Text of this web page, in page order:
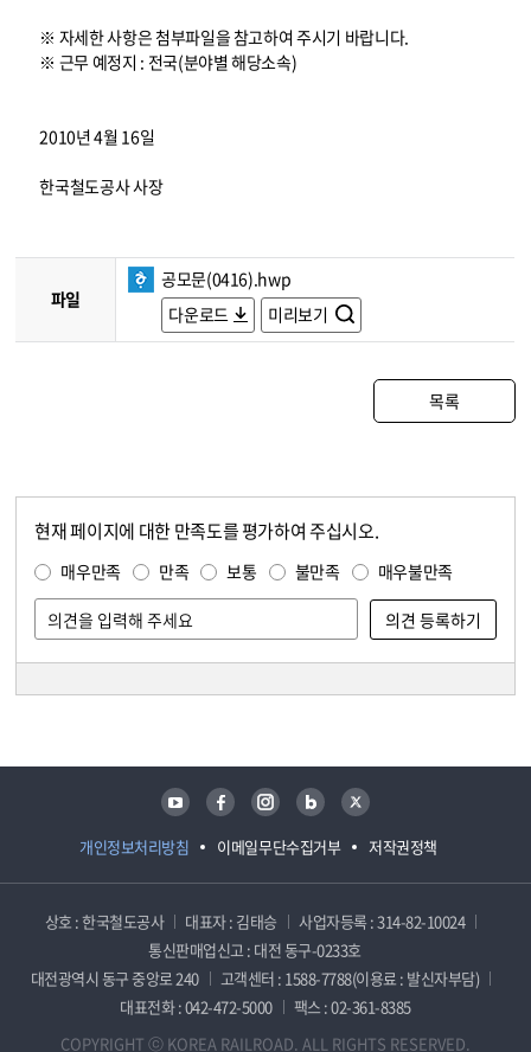
※ 자세한 사항은 첨부파일을 참고하여 주시기 바랍니다.
※ 근무 예정지 : 전국(분야별 해당소속)
2010년 4월 16일
한국철도공사 사장
파일
공모문(0416).hwp
다운로드
미리보기
목록
현재 페이지에 대한 만족도를 평가하여 주십시오.
매우만족 만족 보통 불만족 매우불만족
개인정보처리방침 이메일무단수집거부 저작권정책
유튜브 페이스북 인스타그램 블로그 트위터
상호 : 한국철도공사 대표자 : 김태승
사업자등록 : 314-82-10024
통신판매업신고 : 대전 동구-0233호
대전광역시 동구 중앙로 240
고객센터 : 1588-7788(이용료 : 발신자부담)
대표전화 : 042-472-5000
팩스 : 02-361-8385
COPYRIGHT ⓒ KOREA RAILROAD. ALL RIGHTS RESERVED.